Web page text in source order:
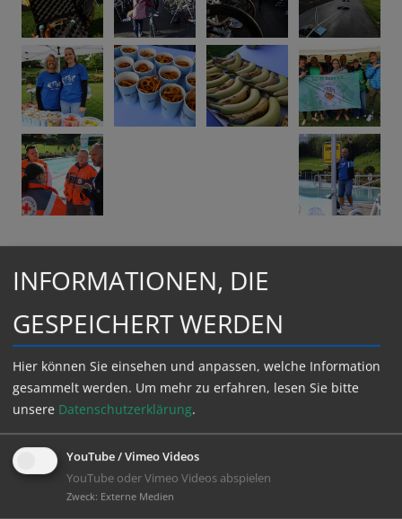
INFORMATIONEN, DIE
GESPEICHERT WERDEN
Hier können Sie einsehen und anpassen, welche Information
gesammelt werden. Um mehr zu erfahren, lesen Sie bitte
unsere Datenschutzerklärung.
YouTube / Vimeo Videos
YouTube oder Vimeo Videos abspielen
Zweck: Externe Medien